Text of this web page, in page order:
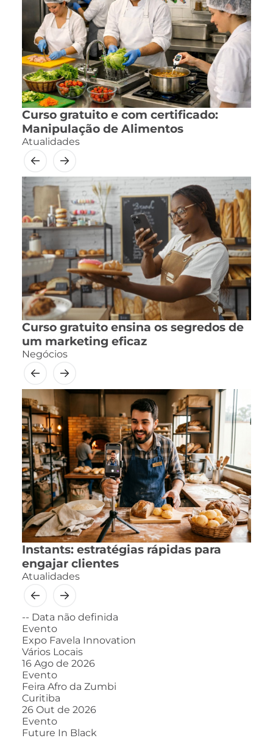
Curso gratuito e com certificado:
Manipulação de Alimentos
Atualidades
Curso gratuito ensina os segredos de
um marketing eficaz
Negócios
Instants: estratégias rápidas para
engajar clientes
Atualidades
-- Data não definida
Evento
Expo Favela Innovation
Vários Locais
16 Ago de 2026
Evento
Feira Afro da Zumbi
Curitiba
26 Out de 2026
Evento
Future In Black